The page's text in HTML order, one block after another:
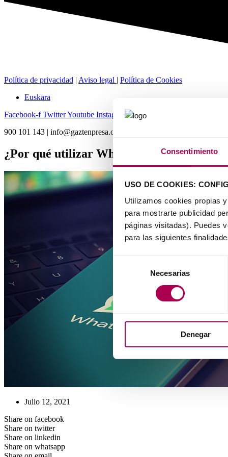
Consentimiento
USO DE COOKIES:
Utilizamos cookies propias
para mostrarte publicidad
páginas visitadas). Puedes
para las siguientes
consentimiento
Necesarias
Denegar
Política de privacidad | Aviso legal | Política de Cookies
Euskara
Facebook-f TwitterYoutube Instagram Linkedin-in
900 101 143 | info@gaztenpresa.org
¿Por qué utilizar WhatsApp para atender
Julio 12, 2021
Share on facebook
Share on twitter
Share on linkedin
Share on whatsapp